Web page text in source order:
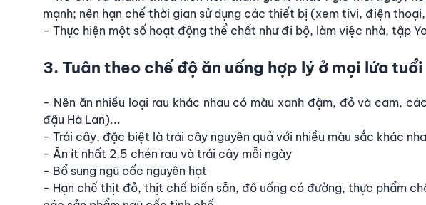
mạnh; nên hạn chế thời gian sử dụng các thiết bị (xem tivi, điện
- Thực hiện một số hoạt động thể chất như đi bộ, làm việc nhà, tập
3. Tuân theo chế độ ăn uống hợp lý ở mọi lứa tuổi
- Nên ăn nhiều loại rau khác nhau có màu xanh đậm, đỏ và cam,
đậu Hà Lan)...
- Trái cây, đặc biệt là trái cây nguyên quả với nhiều màu sắc khác
- Ăn ít nhất 2,5 chén rau và trái cây mỗi ngày
- Bổ sung ngũ cốc nguyên hạt
- Hạn chế thịt đỏ, thịt chế biến sẵn, đồ uống có đường, thực phẩm